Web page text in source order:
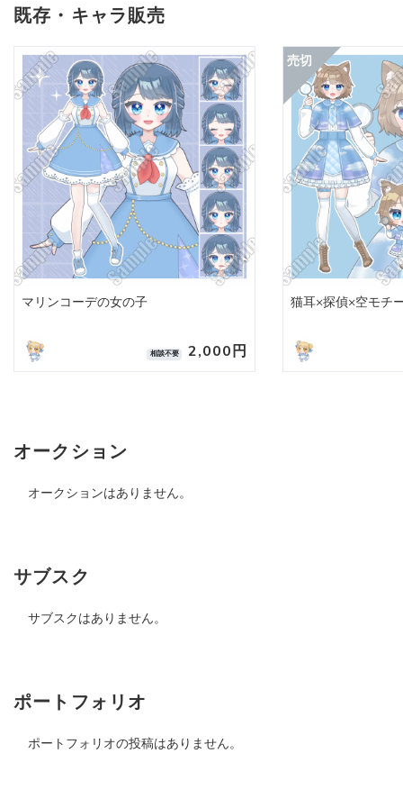
既存・キャラ販売
マリンコーデの女の子
相談不要 2,000円
猫耳×探偵×空モチ
オークション
オークションはありません。
サブスク
サブスクはありません。
ポートフォリオ
ポートフォリオの投稿はありません。